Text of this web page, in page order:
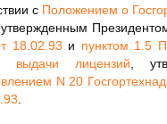
с Положением о
, утвержденным
18.02.93 и пунктом 1.5
выдачи лицензий ,
N 20